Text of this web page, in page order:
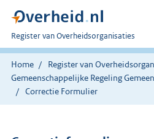
U
bent
nu
hier:
Register van Overheidsorganisaties
Home
Register van
Gemeenschappelijke Regeling
Correctie Formulier